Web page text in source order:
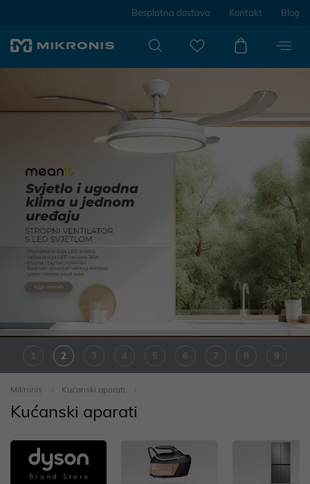
Besplatna dostava Kontakt Blog
2
10 11
Mikronis Kućanski aparati
Kućanski aparati